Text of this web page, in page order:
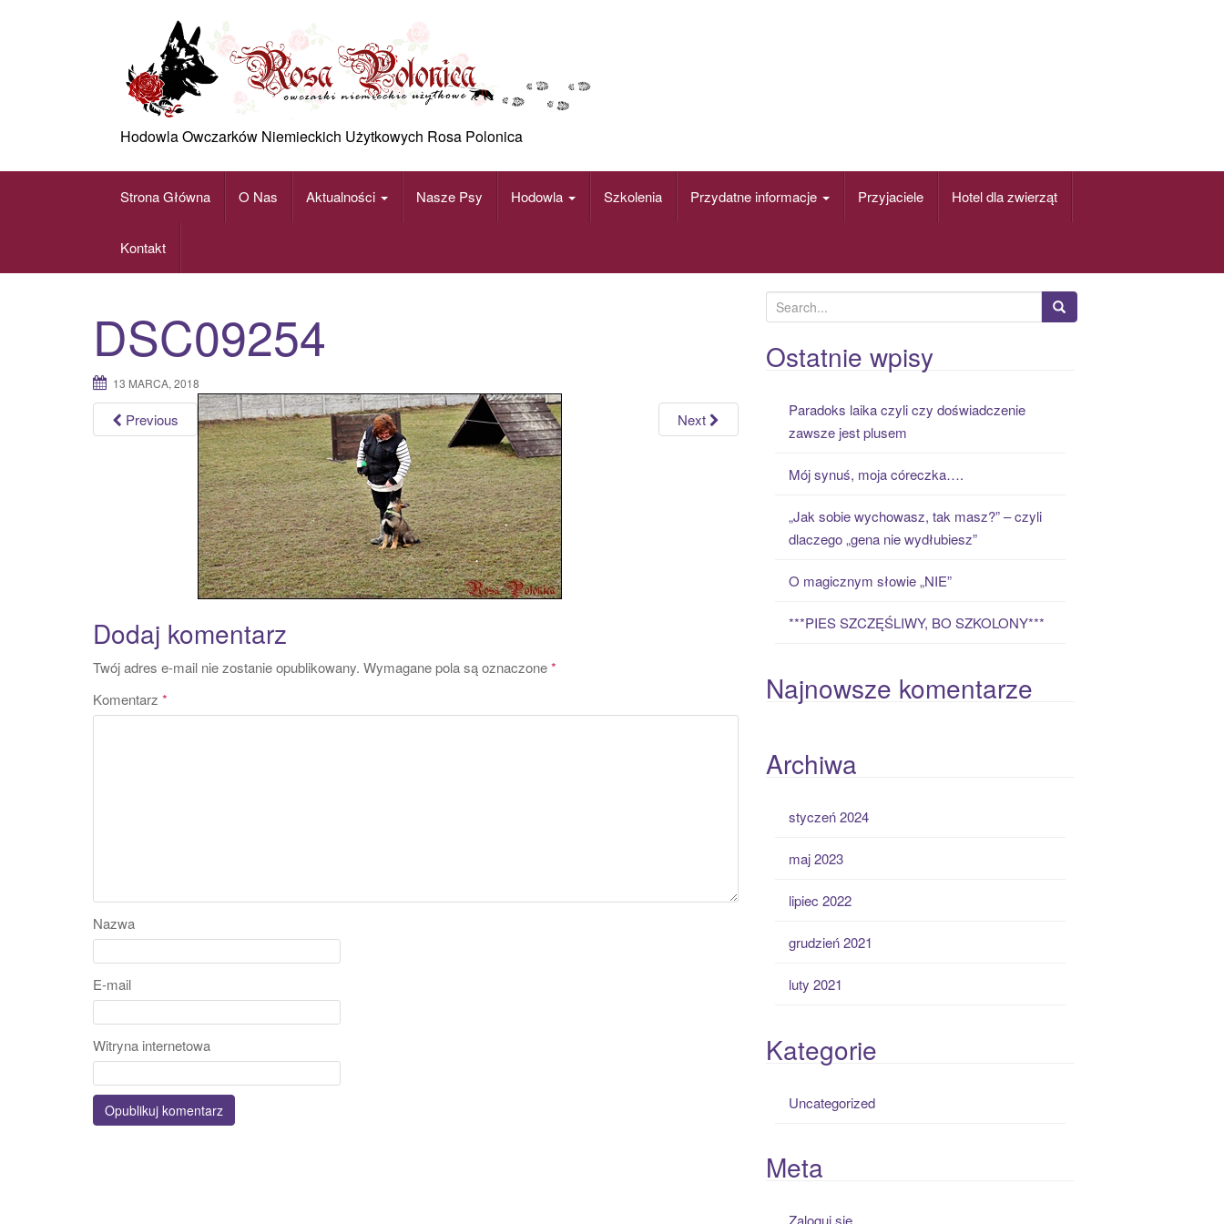
Hodowla Owczarków Niemieckich Użytkowych Rosa Polonica
Strona Główna O Nas Aktualności Nasze Psy Hodowla Szkolenia Przydatne informacje Przyjaciele Hotel dla zwierząt
Kontakt
DSC09254
13 MARCA, 2018
Previous Next
Dodaj komentarz
Twój adres e-mail nie zostanie opublikowany. Wymagane pola są oznaczone*
Komentarz *
Nazwa
E-mail
Witryna internetowa
e
a
r
Ostatnie wpisy
Paradoks laika czyli czy doświadczenie
zawsze jest plusem
Mój synuś, moja córeczka….
„Jak sobie wychowasz, tak masz?” – czyli
dlaczego „gena nie wydłubiesz”
O magicznym słowie „NIE”
***PIES SZCZĘŚLIWY, BO SZKOLONY***
Najnowsze komentarze
Archiwa
styczeń 2024
maj 2023
lipiec 2022
grudzień 2021
luty 2021
Kategorie
Uncategorized
Meta
Zaloguj się